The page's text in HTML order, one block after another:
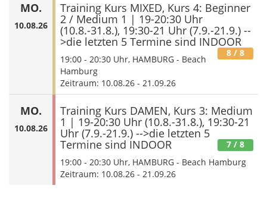
MO.
10.08.26
Training Kurs MIXED, Kurs 4: Beginner
2 / Medium 1 | 19-20:30 Uhr
(10.8.-31.8.), 19:30-21 Uhr (7.9.-21.9.) --
>die letzten 5 Termine sind INDOOR
8 / 8
19:00 - 20:30 Uhr, HAMBURG - Beach
Hamburg
Zeitraum: 10.08.26 - 21.09.26
MO.
10.08.26
Training Kurs DAMEN, Kurs 3: Medium
1 | 19-20:30 Uhr (10.8.-31.8.), 19:30-21
Uhr (7.9.-21.9.) -->die letzten 5
Termine sind INDOOR 7 / 8
19:00 - 20:30 Uhr, HAMBURG - Beach Hamburg
Zeitraum: 10.08.26 - 21.09.26